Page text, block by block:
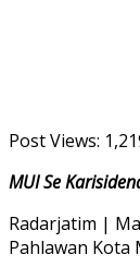
Post Views:
MUI Se
Radarjatim |
Pahlawan Kota